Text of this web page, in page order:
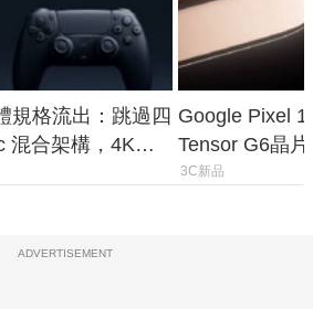
規格流出：跳過四
混合架構，4K
來臨
Google Pixel
Tensor G6晶
元
3C新品
ADVERTISEMENT